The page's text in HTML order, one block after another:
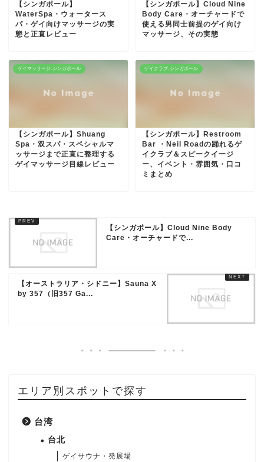
【シンガポール】
WaterSpa・ウォータース
パ・ゲイ向けマッサージの実
態と正直レビュー
【シンガポール】Cloud Nine
Body Care・オーチャードで
使える男同士前提のゲイ向け
マッサージ、その実態
ゲイマッサージ-シンガポール
【シンガポール】Shuang
Spa・双スパ・スペシャルマ
ッサージまで正直に整理する
ゲイマッサージ目線レビュー
ゲイクラブ-シンガポール
【シンガポール】Restroom
Bar ・Neil Roadの踊れるゲ
イクラブ＆スピークイージ
ー、イベント・雰囲気・口コ
ミまとめ
【シンガポール】Cloud Nine Body
Care・オーチャードで...
【オーストラリア・シドニー】Sauna X
by 357（旧357 Ga...
エリア別スポットで探す
台湾
台北
ゲイサウナ・発展場